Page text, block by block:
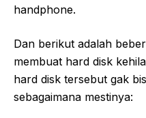
handphone.
Dan berikut adalah
membuat hard disk
hard disk tersebut gak
sebagaimana mestinya: